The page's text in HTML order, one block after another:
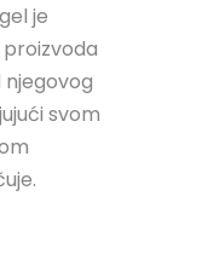
je
proizvoda
njegovog
svom